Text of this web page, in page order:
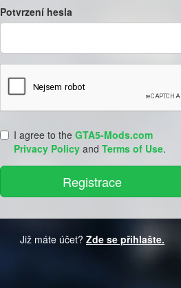
Potvrzení hesla
I agree to the GTA5-Mods.com
Privacy Policy and Terms of Use.
Již máte účet? Zde se přihlašte.